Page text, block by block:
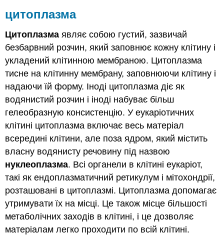
цитоплазма
Цитоплазма являє собою густий, зазвичай
безбарвний розчин, який заповнює кожну клітину і
укладений клітинною мембраною. Цитоплазма
тисне на клітинну мембрану, заповнюючи клітину і
надаючи їй форму. Іноді цитоплазма діє як
водянистий розчин і іноді набуває більш
гелеобразную консистенцію. У еукаріотичних
клітині цитоплазма включає весь матеріал
всередині клітини, але поза ядром, який містить
власну водянисту речовину під назвою
нуклеоплазма. Всі органели в клітині еукаріот,
такі як ендоплазматичний ретикулум і мітохондрії,
розташовані в цитоплазмі. Цитоплазма допомагає
утримувати їх на місці. Це також місце більшості
метаболічних заходів в клітині, і це дозволяє
матеріалам легко проходити по всій клітині.